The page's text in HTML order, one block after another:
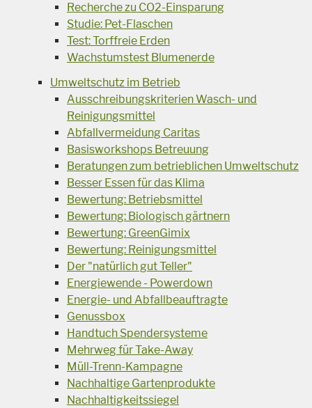
Recherche zu CO2-Einsparung
Studie: Pet-Flaschen
Test: Torffreie Erden
Wachstumstest Blumenerde
Umweltschutz im Betrieb
Ausschreibungskriterien Wasch- und
Reinigungsmittel
Abfallvermeidung Caritas
Basisworkshops Betreuung
Beratungen zum betrieblichen Umweltschutz
Besser Essen für das Klima
Bewertung: Betriebsmittel
Bewertung: Biologisch gärtnern
Bewertung: GreenGimix
Bewertung: Reinigungsmittel
Der "natürlich gut Teller"
Energiewende - Powerdown
Energie- und Abfallbeauftragte
Genussbox
Handtuch Spendersysteme
Mehrweg für Take-Away
Müll-Trenn-Kampagne
Nachhaltige Gartenprodukte
Nachhaltigkeitssiegel